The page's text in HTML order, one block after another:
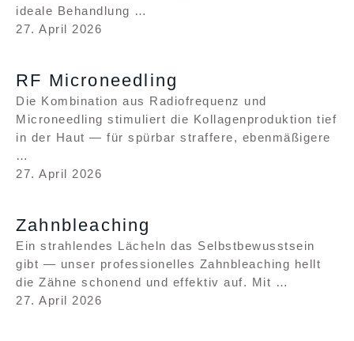
ideale Behandlung …
27. April 2026
RF Microneedling
Die Kombination aus Radiofrequenz und
Microneedling stimuliert die Kollagenproduktion tief
in der Haut — für spürbar straffere, ebenmäßigere
…
27. April 2026
Zahnbleaching
Ein strahlendes Lächeln das Selbstbewusstsein
gibt — unser professionelles Zahnbleaching hellt
die Zähne schonend und effektiv auf. Mit …
27. April 2026